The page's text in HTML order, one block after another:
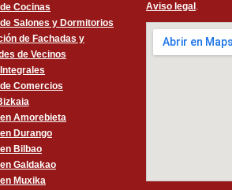
Cocinas
Salones y Dormitorios
de Fachadas y
de Vecinos
Comercios
Amorebieta
Durango
Bilbao
Galdakao
Muxika
Aviso legal .